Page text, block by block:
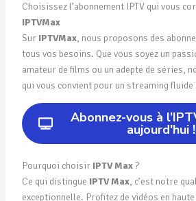
Choisissez l’abonnement IPTV qui vous
IPTVMax
Sur IPTVMax, nous proposons des
tous vos besoins. Que vous soyez un
amateur de films ou un adepte de séries,
qui vous convient pour un streaming
Abonnez-vous à
aujourd'hui !
Pourquoi choisir IPTV Max?
Ce qui distingue IPTV Max, c’est notre
exceptionnelle. Profitez de vidéos en